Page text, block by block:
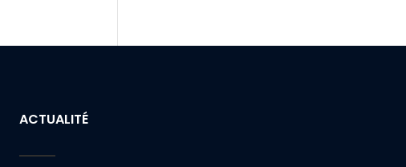
ACTUALITÉ